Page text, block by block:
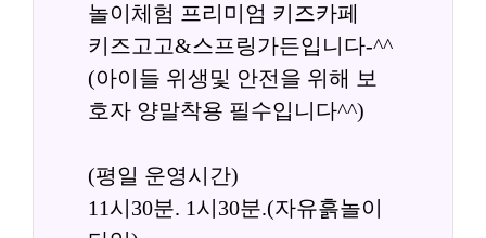
놀이체험 프리미엄 키즈카페
키즈고고&스프링가든입니다-^^
(아이들 위생및 안전을 위해 보
호자 양말착용 필수입니다^^)
(평일 운영시간)
11시30분. 1시30분.(자유흙놀이